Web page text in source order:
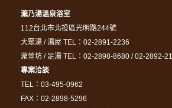
瀧乃湯溫泉浴室
112台北市北投區光明路244號
大眾湯 / 湯屋 TEL：02-2891-2236
瀧萱坊 / 足湯 TEL：02-2898-8680 / 02-2892-
專案洽談
TEL：03-495-0962
FAX：02-2898-5296